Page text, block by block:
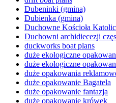
Dubeninki (gmina)
Dubienka (gmina)
Duchowne Kościoła
Duchowni archidiecezji
duckworks boat plans
duże ekologiczne
duże ekologiczne
duże opakowania
duże opakowanie Bagatela
duże opakowanie fantazja
duże opakowanie krówek